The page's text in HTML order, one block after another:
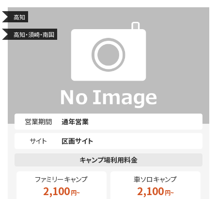
高知
高知・須崎・南国
営業期間
通年営業
サイト
区画サイト
ファミリーキャンプ
2,100
車ソロキャンプ
2,100